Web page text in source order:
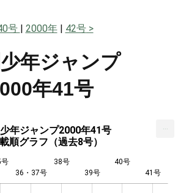
号 2000年 42号
年ジャンプ
年41号
年ジャンプ2000年41号
順グラフ（過去8号）
L
号
36・37号
38号
39号
40号
41号